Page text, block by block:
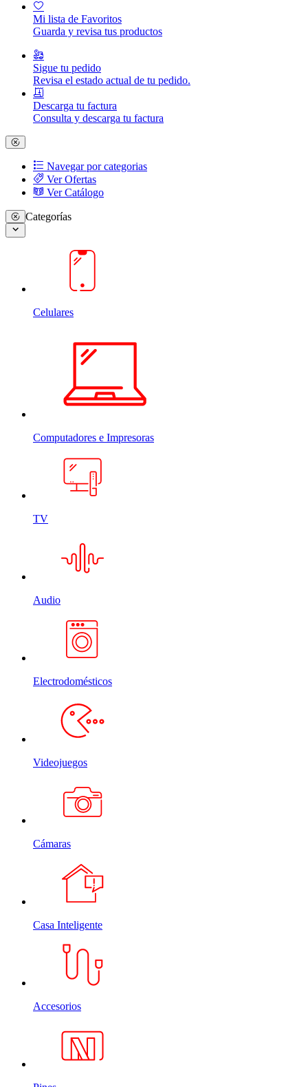
Mi lista de Favoritos
Guarda y revisa tus productos
Sigue tu pedido
Revisa el estado actual de tu pedido.
Descarga tu factura
Consulta y descarga tu factura
Navegar por categorias
Ver Ofertas
Ver Catálogo
Categorías
Celulares
Computadores e Impresoras
TV
Audio
Electrodomésticos
Videojuegos
Cámaras
Casa Inteligente
Accesorios